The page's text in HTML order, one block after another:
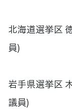
北海道選挙区
員)
岩手県選挙区
議員)